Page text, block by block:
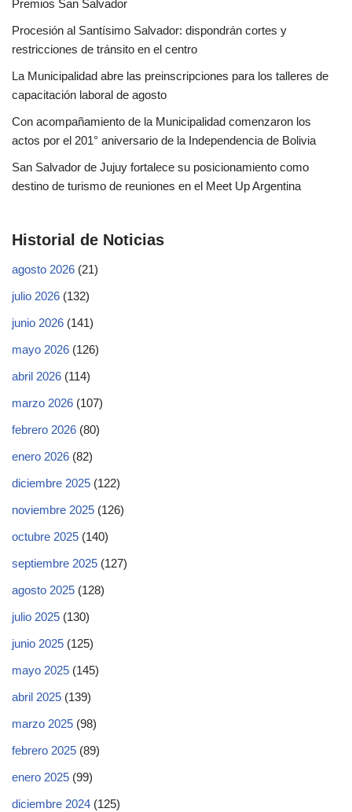
Premios San Salvador
Procesión al Santísimo Salvador: dispondrán cortes y
restricciones de tránsito en el centro
La Municipalidad abre las preinscripciones para los talleres de
capacitación laboral de agosto
Con acompañamiento de la Municipalidad comenzaron los
actos por el 201° aniversario de la Independencia de Bolivia
San Salvador de Jujuy fortalece su posicionamiento como
destino de turismo de reuniones en el Meet Up Argentina
Historial de Noticias
agosto 2026 (21)
julio 2026 (132)
junio 2026 (141)
mayo 2026 (126)
abril 2026 (114)
marzo 2026 (107)
febrero 2026 (80)
enero 2026 (82)
diciembre 2025 (122)
noviembre 2025 (126)
octubre 2025 (140)
septiembre 2025 (127)
agosto 2025 (128)
julio 2025 (130)
junio 2025 (125)
mayo 2025 (145)
abril 2025 (139)
marzo 2025 (98)
febrero 2025 (89)
enero 2025 (99)
diciembre 2024 (125)